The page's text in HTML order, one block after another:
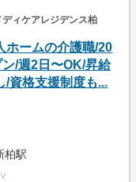
ィケアレジデンス柏
ホームの介護職/20
/週2日〜OK/昇給
/資格支援制度も...
柏駅